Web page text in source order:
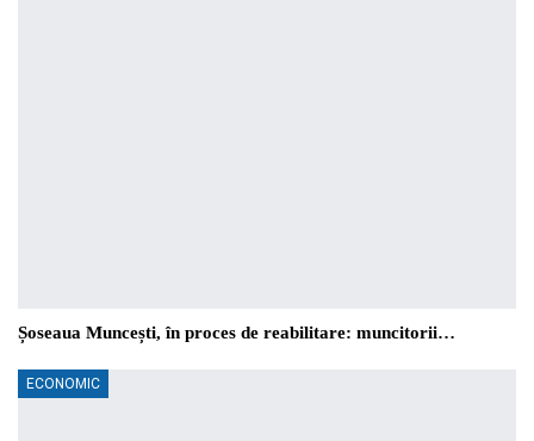
Șoseaua Muncești, în proces de reabilitare: muncitorii…
ECONOMIC